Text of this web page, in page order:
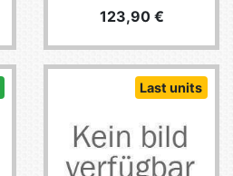
Preis
123,90 €
Last units